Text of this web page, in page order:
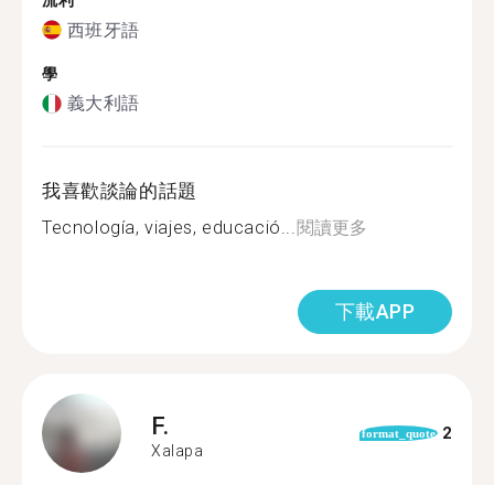
西班牙語
學
義大利語
我喜歡談論的話題
Tecnología, viajes, educació...閱讀更多
下載APP
F.
Xalapa
format_quote 2